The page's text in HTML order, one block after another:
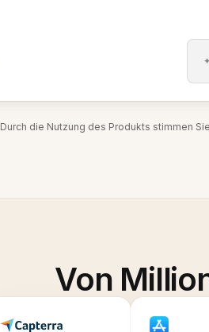
Durch die Nutzung des Produkts stimmen
Von